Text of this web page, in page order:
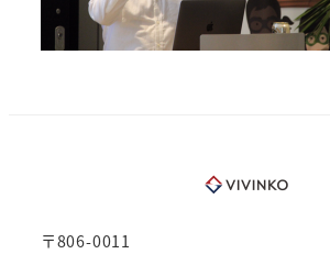
〒806-0011